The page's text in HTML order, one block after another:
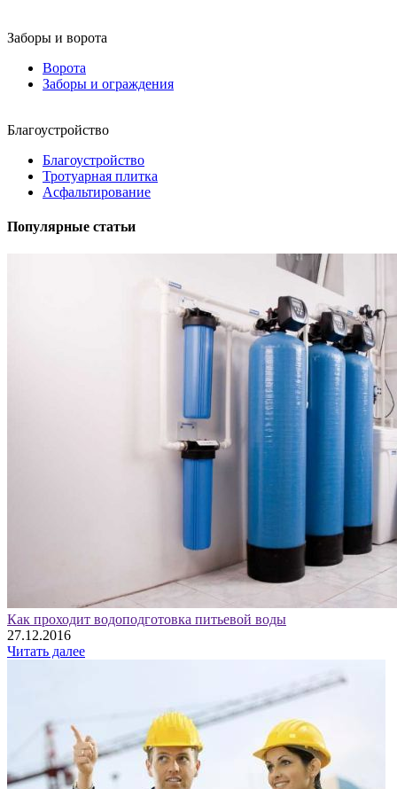
Заборы и ворота
Ворота
Заборы и ограждения
Благоустройство
Благоустройство
Тротуарная плитка
Асфальтирование
Популярные статьи
Как проходит водоподготовка питьевой воды
27.12.2016
Читать далее